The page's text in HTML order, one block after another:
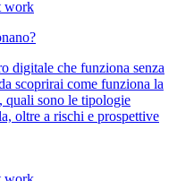
digitale che funziona senza
scoprirai come funziona la
quali sono le tipologie
oltre a rischi e prospettive